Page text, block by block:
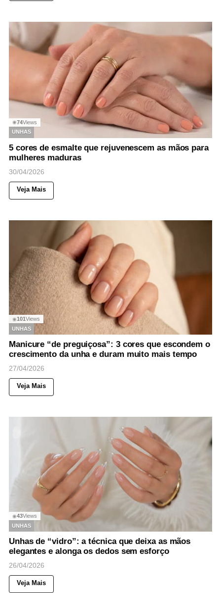
◉74Views
UNHAS
5 cores de esmalte que rejuvenescem as mãos para
mulheres maduras
30/04/2026
Veja Mais
◉101Views
UNHAS
Manicure “de preguiçosa”: 3 cores que escondem o
crescimento da unha e duram muito mais tempo
27/04/2026
Veja Mais
◉43Views
UNHAS
Unhas de “vidro”: a técnica que deixa as mãos
elegantes e alonga os dedos sem esforço
26/04/2026
Veja Mais